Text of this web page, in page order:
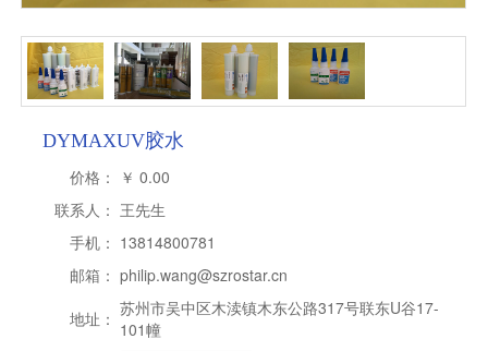
DYMAXUV胶水
价格：
￥0.00
联系人： 王先生
手机： 13814800781
邮箱： philip.wang@szrostar.cn
地址： 苏州市吴中区木渎镇木东公路317号联东U谷17-
101幢